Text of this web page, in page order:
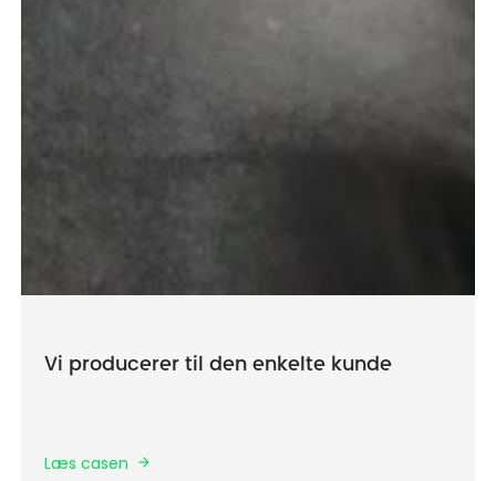
Vi producerer til den enkelte kunde
Læs casen